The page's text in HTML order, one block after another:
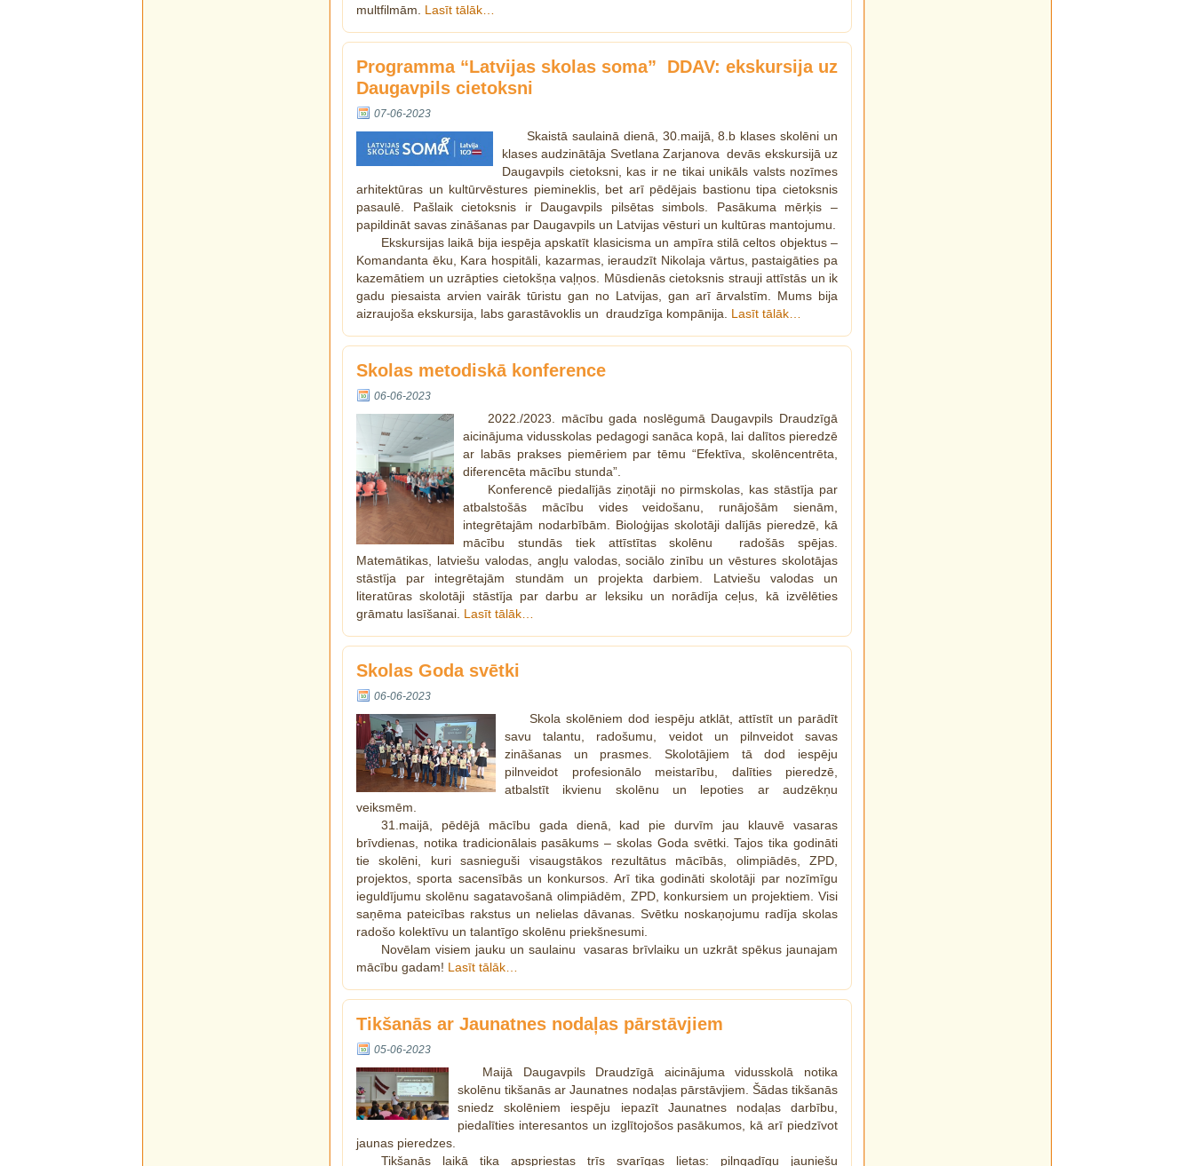
multfilmām. Lasīt tālāk…
Programma “Latvijas skolas soma” DDAV: ekskursija uz
Daugavpils cietoksni
07-06-2023
Skaistā saulainā dienā, 30.maijā, 8.b klases skolēni un
klases audzinātāja Svetlana Zarjanova devās ekskursijā uz
Daugavpils cietoksni, kas ir ne tikai unikāls valsts nozīmes
arhitektūras un kultūrvēstures piemineklis, bet arī pēdējais bastionu tipa cietoksnis
pasaulē. Pašlaik cietoksnis ir Daugavpils pilsētas simbols. Pasākuma mērķis –
papildināt savas zināšanas par Daugavpils un Latvijas vēsturi un kultūras mantojumu.
Ekskursijas laikā bija iespēja apskatīt klasicisma un ampīra stilā celtos objektus –
Komandanta ēku, Kara hospitāli, kazarmas, ieraudzīt Nikolaja vārtus, pastaigāties pa
kazemātiem un uzrāpties cietokšņa vaļņos. Mūsdienās cietoksnis strauji attīstās un ik
gadu piesaista arvien vairāk tūristu gan no Latvijas, gan arī ārvalstīm. Mums bija
aizraujoša ekskursija, labs garastāvoklis un draudzīga kompānija. Lasīt tālāk…
Skolas metodiskā konference
06-06-2023
2022./2023. mācību gada noslēgumā Daugavpils Draudzīgā
aicinājuma vidusskolas pedagogi sanāca kopā, lai dalītos pieredzē
ar labās prakses piemēriem par tēmu “Efektīva, skolēncentrēta,
diferencēta mācību stunda”.
Konferencē piedalījās ziņotāji no pirmskolas, kas stāstīja par
atbalstošās mācību vides veidošanu, runājošām sienām,
integrētajām nodarbībām. Bioloģijas skolotāji dalījās pieredzē, kā
mācību stundās tiek attīstītas skolēnu radošās spējas.
Matemātikas, latviešu valodas, angļu valodas, sociālo zinību un vēstures skolotājas
stāstīja par integrētajām stundām un projekta darbiem. Latviešu valodas un
literatūras skolotāji stāstīja par darbu ar leksiku un norādīja ceļus, kā izvēlēties
grāmatu lasīšanai. Lasīt tālāk…
Skolas Goda svētki
06-06-2023
Skola skolēniem dod iespēju atklāt, attīstīt un parādīt
savu talantu, radošumu, veidot un pilnveidot savas
zināšanas un prasmes. Skolotājiem tā dod iespēju
pilnveidot profesionālo meistarību, dalīties pieredzē,
atbalstīt ikvienu skolēnu un lepoties ar audzēkņu
veiksmēm.
31.maijā, pēdējā mācību gada dienā, kad pie durvīm jau klauvē vasaras
brīvdienas, notika tradicionālais pasākums – skolas Goda svētki. Tajos tika godināti
tie skolēni, kuri sasnieguši visaugstākos rezultātus mācībās, olimpiādēs, ZPD,
projektos, sporta sacensībās un konkursos. Arī tika godināti skolotāji par nozīmīgu
ieguldījumu skolēnu sagatavošanā olimpiādēm, ZPD, konkursiem un projektiem. Visi
saņēma pateicības rakstus un nelielas dāvanas. Svētku noskaņojumu radīja skolas
radošo kolektīvu un talantīgo skolēnu priekšnesumi.
Novēlam visiem jauku un saulainu vasaras brīvlaiku un uzkrāt spēkus jaunajam
mācību gadam! Lasīt tālāk…
Tikšanās ar Jaunatnes nodaļas pārstāvjiem
05-06-2023
Maijā Daugavpils Draudzīgā aicinājuma vidusskolā notika
skolēnu tikšanās ar Jaunatnes nodaļas pārstāvjiem. Šādas tikšanās
sniedz skolēniem iespēju iepazīt Jaunatnes nodaļas darbību,
piedalīties interesantos un izglītojošos pasākumos, kā arī piedzīvot
jaunas pieredzes.
Tikšanās laikā tika apspriestas trīs svarīgas lietas: pilngadīgu jauniešu